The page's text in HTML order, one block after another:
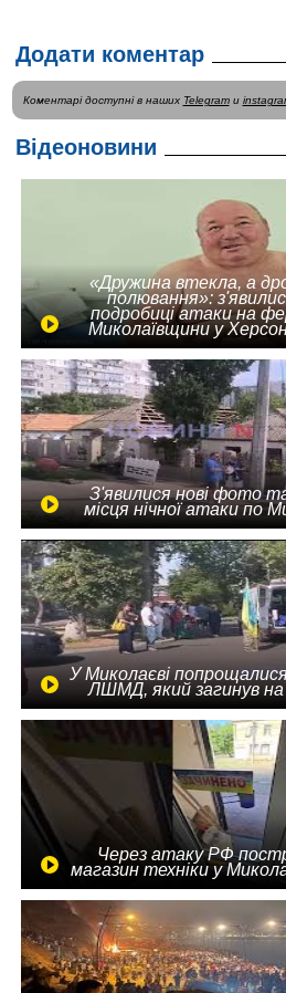
Додати коментар
Коментарі доступні в наших Telegramи
Відеоновини
«Дружина втекла, а
полювання»:
подробиці атаки на
Миколаївщини у
З'явилися нові фото
місця нічної атаки по
У Миколаєві
ЛШМД, який загинув
Через атаку РФ
магазин техніки у